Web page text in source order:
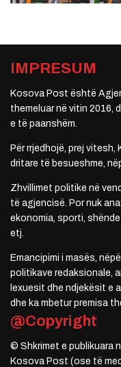
IMPRESUM
Kosova Post është
themeluar në vitin 2016,
e të paanshëm.
Për rrjedhojë, prej
dritare të besueshme,
Zhvillimet politike në
të agjencisë. Por nuk
ekonomia, sporti,
etj.
Emancipimi i masës,
politikave redaksionale,
lexuesit dhe ndjekësit e
dhe ka mbetur premisa
@Copyright
© Shkrimet e publikuara
Kosova Post (ose të